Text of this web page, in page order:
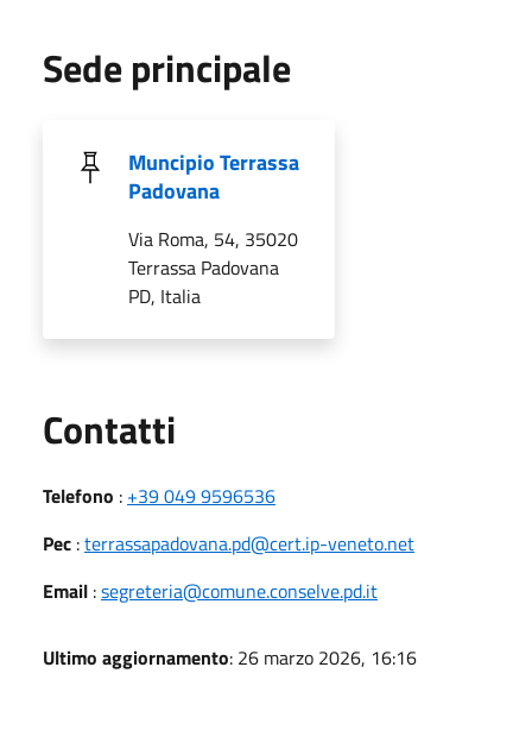
Sede principale
Muncipio Terrassa
Padovana
Via Roma, 54, 35020
Terrassa Padovana
PD, Italia
Contatti
Telefono : +39 049 9596536
Pec :terrassapadovana.pd@cert.ip-veneto.net
Email :segreteria@comune.conselve.pd.it
Ultimo aggiornamento: 26 marzo 2026, 16:16